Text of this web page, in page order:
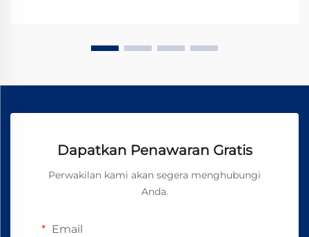
Dapatkan Penawaran Gratis
Perwakilan kami akan segera menghubungi
Anda.
Email